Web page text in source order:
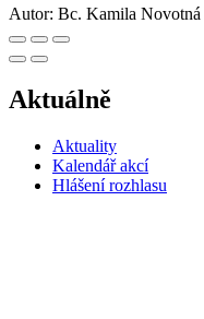
Autor: Bc. Kamila Novotná
Aktuálně
Aktuality
Kalendář akcí
Hlášení rozhlasu